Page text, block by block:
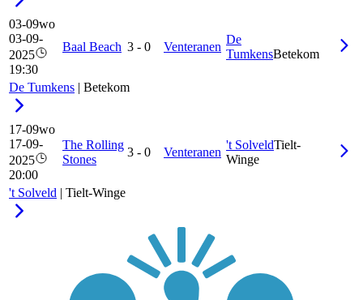
03-09wo
03-09-
2025
19:30
Baal Beach 3 - 0 Venteranen
De
TumkensBetekom
De Tumkens Betekom
17-09wo
17-09-
2025
20:00
The Rolling
Stones
3 - 0 Venteranen
't SolveldTielt-
Winge
't Solveld Tielt-Winge